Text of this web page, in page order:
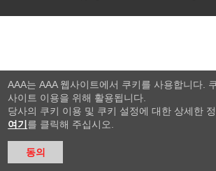
AAA는 AAA 웹사이트에서 쿠키를 사용합니다.
사이트 이용을 위해 활용됩니다.
당사의 쿠키 이용 및 쿠키 설정에 대한 상세한
여기 를 클릭해 주십시오.
동의